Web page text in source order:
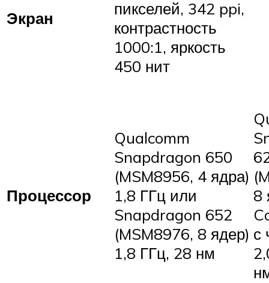
Экран
пикселей, 342 ppi,
контрастность
1000:1, яркость
450 нит
Процессор
Qualcomm
Snapdragon 650
(MSM8956, 4 ядра)
1,8 ГГц или
Snapdragon 652
(MSM8976, 8 ядер)
1,8 ГГц, 28 нм
8
с